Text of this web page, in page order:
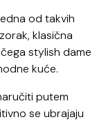
od takvih
klasična
stylish dame
kuće.
putem
se ubrajaju